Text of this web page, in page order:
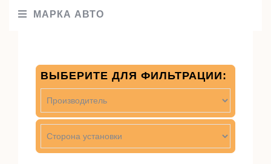
МАРКА АВТО
ВЫБЕРИТЕ ДЛЯ ФИЛЬТРАЦИИ: